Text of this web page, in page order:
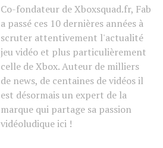
Co-fondateur de Xboxsquad.fr, Fab
a passé ces 10 dernières années à
scruter attentivement l'actualité
jeu vidéo et plus particulièrement
celle de Xbox. Auteur de milliers
de news, de centaines de vidéos il
est désormais un expert de la
marque qui partage sa passion
vidéoludique ici !